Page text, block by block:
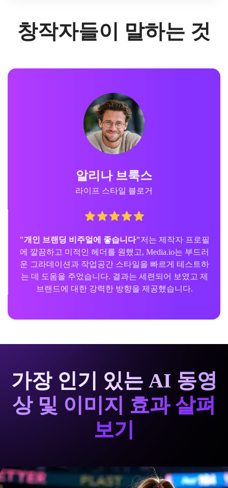
창작자들이 말하는 것
알리나 브룩스
라이프 스타일 블로거
"개인 브랜딩 비주얼에 좋습니다"저는 제작자 프로필
에 깔끔하고 미적인 헤더를 원했고, Media.io는 부드러
운 그라데이션과 작업공간 스타일을 빠르게 테스트하
는 데 도움을 주었습니다. 결과는 세련되어 보였고 제
브랜드에 대한 강력한 방향을 제공했습니다.
가장 인기 있는 AI 동영
상 및 이미지 효과 살펴
보기